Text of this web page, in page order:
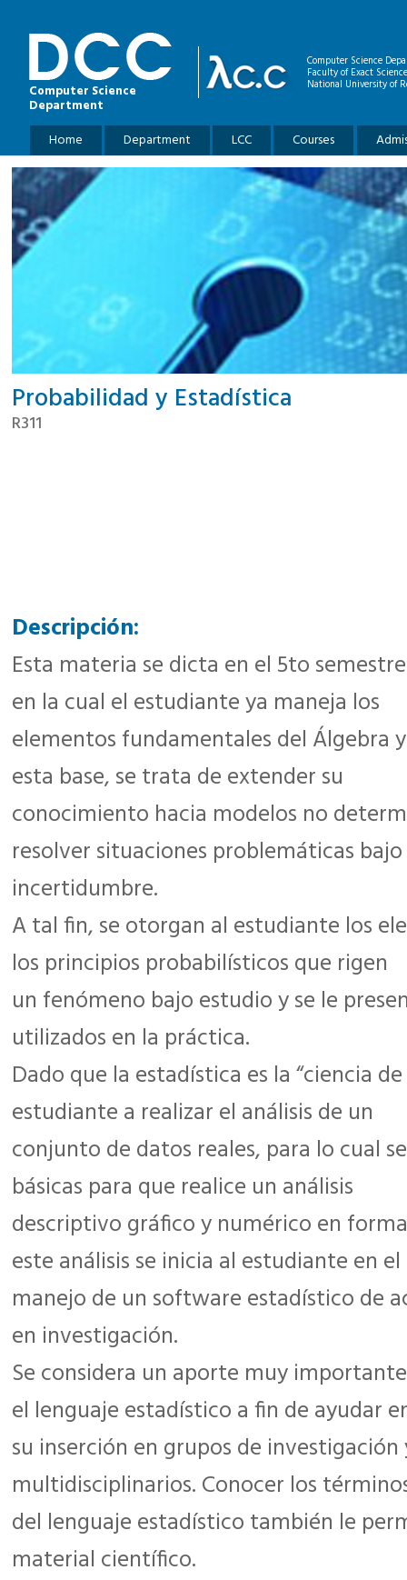
Computer Science
Department
Computer Science
Faculty of Exact
National University of
Main menu
Home Department LCC Courses
Probabilidad y Estadística
R311
Descripción:
Esta materia se dicta en el 5to
en la cual el estudiante ya maneja los
elementos fundamentales del Álgebra
esta base, se trata de extender su
conocimiento hacia modelos no
resolver situaciones problemáticas bajo
incertidumbre.
A tal fin, se otorgan al estudiante los
los principios probabilísticos que rigen
un fenómeno bajo estudio y se le
utilizados en la práctica.
Dado que la estadística es la “ciencia
estudiante a realizar el análisis de un
conjunto de datos reales, para lo cual
básicas para que realice un análisis
descriptivo gráfico y numérico en
este análisis se inicia al estudiante en el
manejo de un software estadístico de
en investigación.
Se considera un aporte muy
el lenguaje estadístico a fin de ayudar
su inserción en grupos de
multidisciplinarios. Conocer los
del lenguaje estadístico también le
material científico.